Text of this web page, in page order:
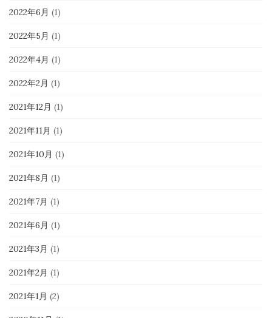
2022年6月 (1)
2022年5月 (1)
2022年4月 (1)
2022年2月 (1)
2021年12月 (1)
2021年11月 (1)
2021年10月 (1)
2021年8月 (1)
2021年7月 (1)
2021年6月 (1)
2021年3月 (1)
2021年2月 (1)
2021年1月 (2)